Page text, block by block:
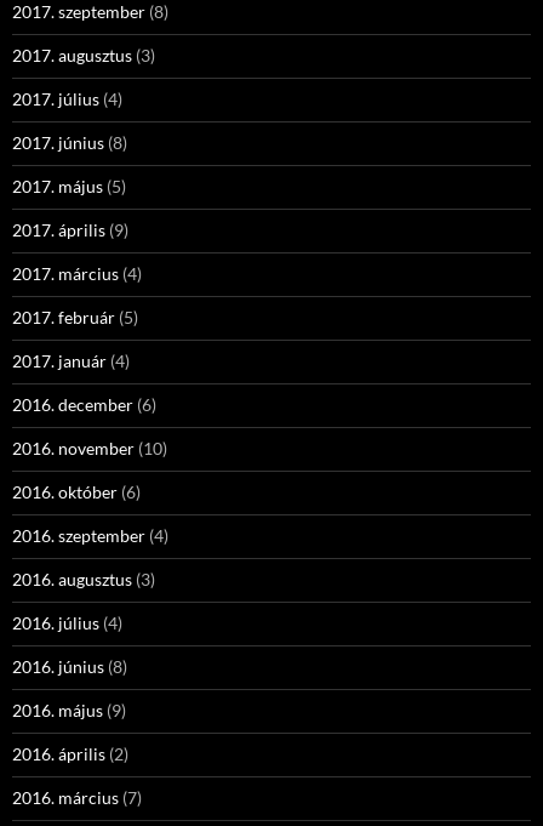
2017. szeptember (8)
2017. augusztus (3)
2017. július (4)
2017. június (8)
2017. május (5)
2017. április (9)
2017. március (4)
2017. február (5)
2017. január (4)
2016. december (6)
2016. november (10)
2016. október (6)
2016. szeptember (4)
2016. augusztus (3)
2016. július (4)
2016. június (8)
2016. május (9)
2016. április (2)
2016. március (7)